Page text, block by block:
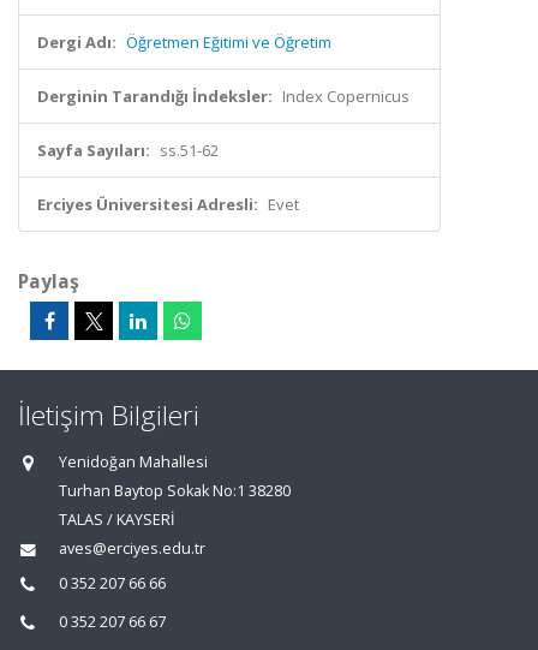
Dergi Adı: Öğretmen Eğitimi ve Öğretim
Derginin Tarandığı İndeksler: Index Copernicus
Sayfa Sayıları: ss.51-62
Erciyes Üniversitesi Adresli: Evet
Paylaş
İletişim Bilgileri
Yenidoğan Mahallesi
Turhan Baytop Sokak No:1 38280
TALAS / KAYSERİ
aves@erciyes.edu.tr
0 352 207 66 66
0 352 207 66 67